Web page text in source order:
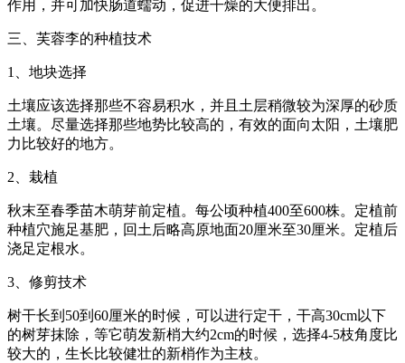
作用，并可加快肠道蠕动，促进干燥的大便排出。
三、芙蓉李的种植技术
1、地块选择
土壤应该选择那些不容易积水，并且土层稍微较为深厚的砂质
土壤。尽量选择那些地势比较高的，有效的面向太阳，土壤肥
力比较好的地方。
2、栽植
秋末至春季苗木萌芽前定植。每公顷种植400至600株。定植前
种植穴施足基肥，回土后略高原地面20厘米至30厘米。定植后
浇足定根水。
3、修剪技术
树干长到50到60厘米的时候，可以进行定干，干高30cm以下
的树芽抹除，等它萌发新梢大约2cm的时候，选择4-5枝角度比
较大的，生长比较健壮的新梢作为主枝。